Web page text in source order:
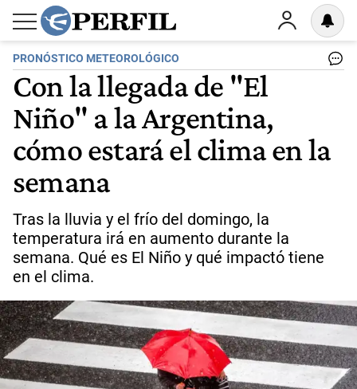
PRONÓSTICO METEOROLÓGICO
Con la llegada de "El
Niño" a la Argentina,
cómo estará el clima en la
semana
Tras la lluvia y el frío del domingo, la
temperatura irá en aumento durante la
semana. Qué es El Niño y qué impactó tiene
en el clima.